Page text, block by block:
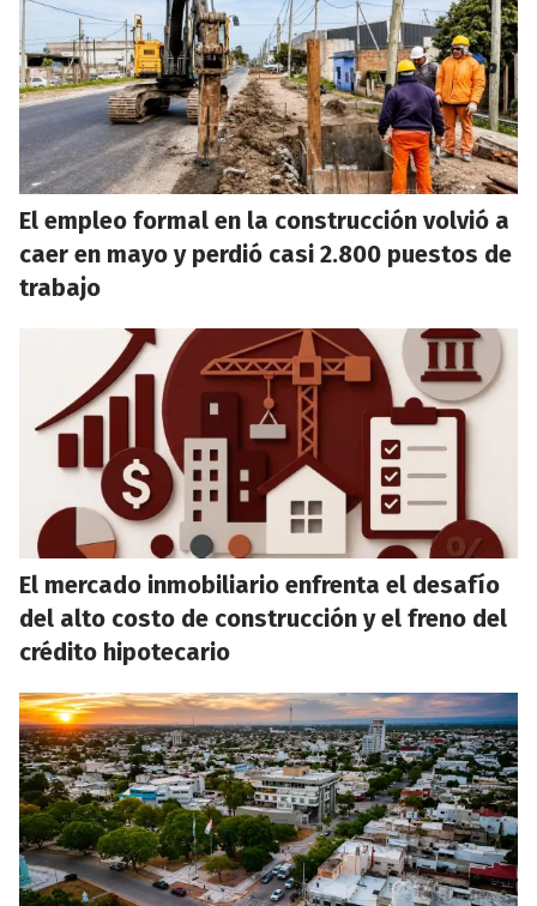
El empleo formal en la construcción volvió a
caer en mayo y perdió casi 2.800 puestos de
trabajo
El mercado inmobiliario enfrenta el desafío
del alto costo de construcción y el freno del
crédito hipotecario